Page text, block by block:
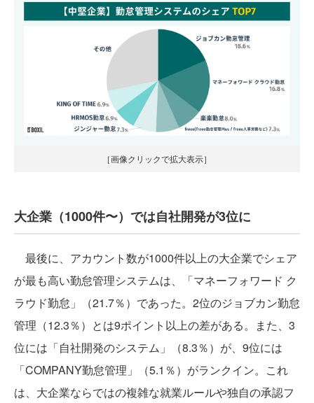
［画像クリックで拡大表示］
大企業（1000件〜）では自社開発が3位に
最後に、アカウント数が1000件以上の大企業でシェア
が最も高い勤怠管理システムは、「マネーフォワード ク
ラウド勤怠」（21.7％）であった。2位のジョブカン勤怠
管理（12.3％）とは9ポイント以上の差がある。また、3
位には「自社開発のシステム」（8.3％）が、9位には
「COMPANY勤怠管理」（5.1％）がランクイン。これ
は、大企業ならではの複雑な就業ルールや独自の承認フ